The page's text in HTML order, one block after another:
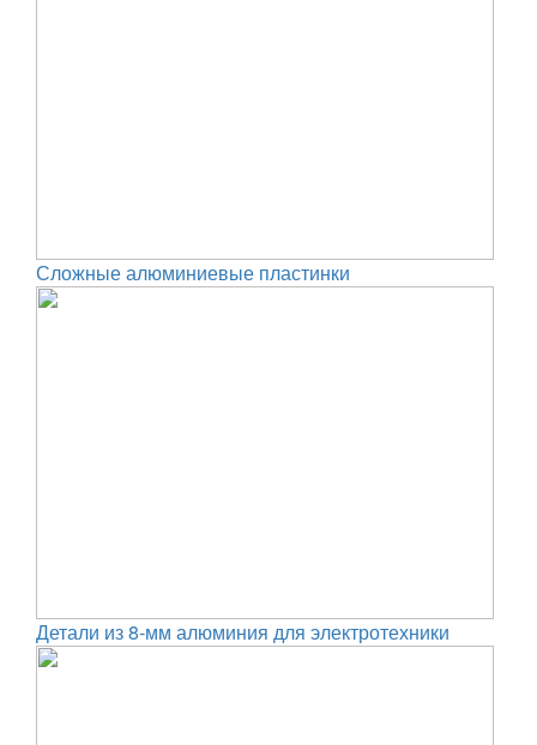
Сложные алюминиевые пластинки
Детали из 8-мм алюминия для электротехники